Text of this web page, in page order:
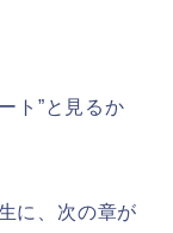
ト”と見るか
に、次の章が